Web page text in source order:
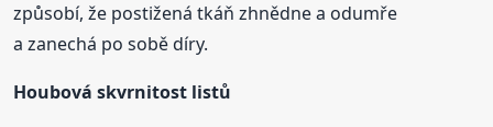
způsobí, že postižená tkáň zhnědne a odumře
a zanechá po sobě díry.
Houbová skvrnitost listů